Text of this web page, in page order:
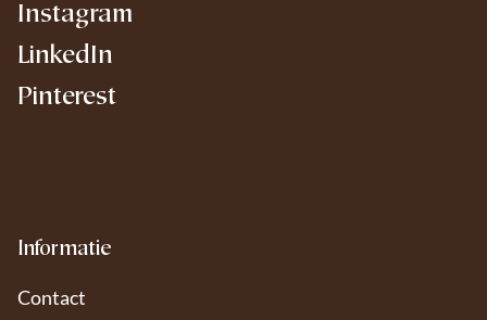
Instagram
LinkedIn
Pinterest
Informatie
Contact